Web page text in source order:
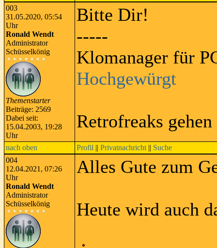
003
31.05.2020, 05:54
Uhr
Ronald Wendt
Administrator
Schüsselkönig
Themenstarter
Beiträge: 2569
Dabei seit:
15.04.2003, 19:28
Uhr
Bitte Dir!
-----
Klomanager für
Hochgewürgt
Retrofreaks
nach oben Profil || Privatnachricht || Suche
004
12.04.2021, 07:26
Uhr
Ronald Wendt
Administrator
Schüsselkönig
Alles Gute zum
Heute wird auch